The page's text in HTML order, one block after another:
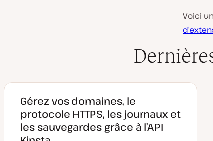
Voici
Gérez vos domaines, le
protocole HTTPS, les journaux et
les sauvegardes grâce à l’API